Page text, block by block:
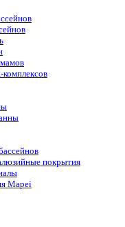
комплексов
покрытия
Mapei